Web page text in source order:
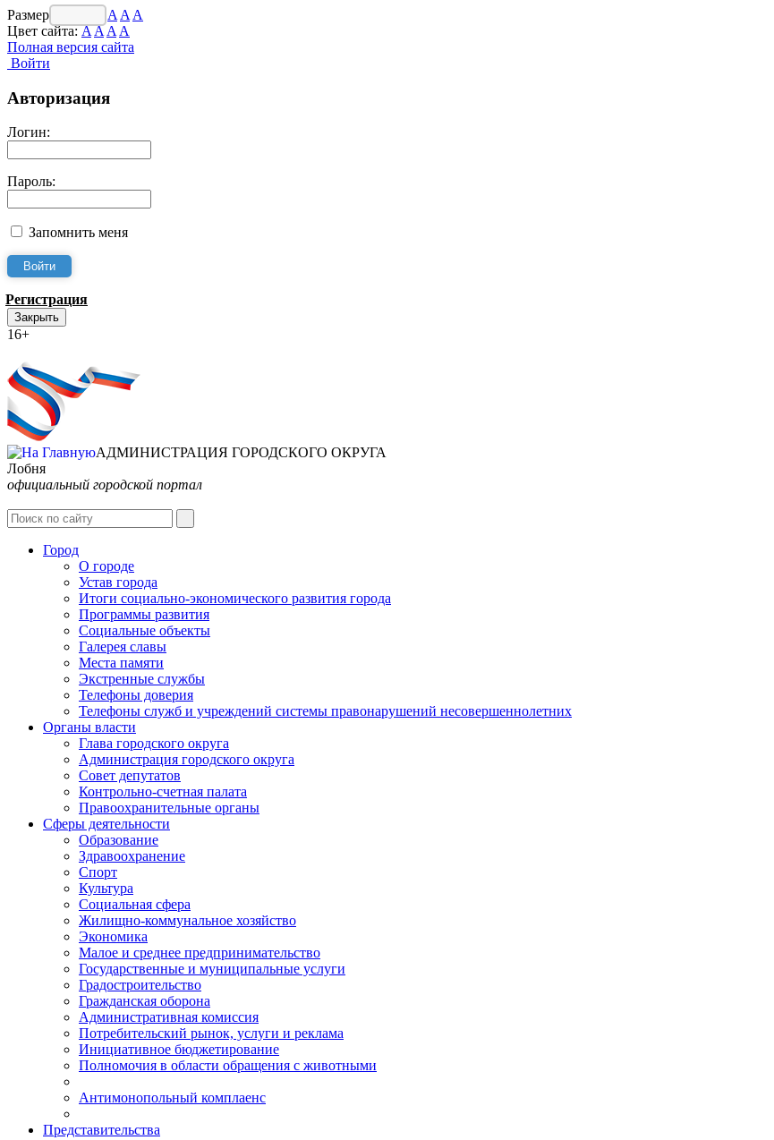
Размер шрифта: A A A
Цвет сайта:AA A A
Полная версия сайта
Войти
Авторизация
Логин:
Пароль:
Запомнить меня
Регистрация
Закрыть
16+
АДМИНИСТРАЦИЯ ГОРОДСКОГО ОКРУГА
Лобня
официальный городской портал
Город
О городе
Устав города
Итоги социально-экономического развития города
Программы развития
Социальные объекты
Галерея славы
Места памяти
Экстренные службы
Телефоны доверия
Телефоны служб и учреждений системы правонарушений несовершеннолетних
Органы власти
Глава городского округа
Администрация городcкого округа
Совет депутатов
Контрольно-счетная палата
Правоохранительные органы
Сферы деятельности
Образование
Здравоохранение
Спорт
Культура
Социальная сфера
Жилищно-коммунальное хозяйство
Экономика
Малое и среднее предпринимательство
Государственные и муниципальные услуги
Градостроительство
Гражданская оборона
Административная комиссия
Потребительский рынок, услуги и реклама
Инициативное бюджетирование
Полномочия в области обращения с животными
Антимонопольный комплаенс
Представительства